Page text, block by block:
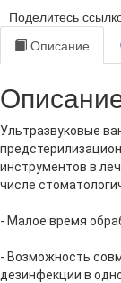
Поделитесь
Описание
Ультразвуковые
инструментов в
числе
- Малое время
- Возможность
дезинфекции в